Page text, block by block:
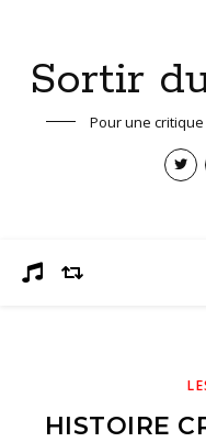
Sortir
Pour une
HISTOIRE